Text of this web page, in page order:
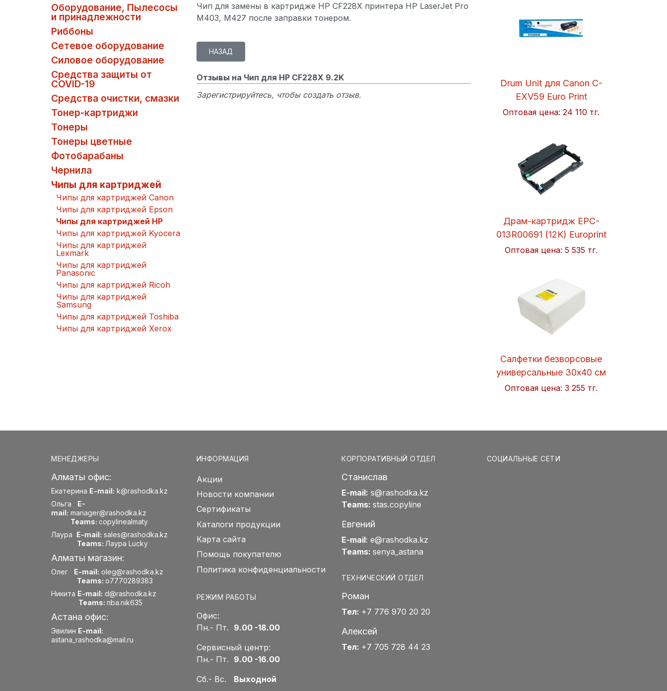
Чип для замены в картридже HP CF228X принтера HP LaserJet Pro
M403, M427 после заправки тонером.
Отзывы на Чип для HP CF228X 9.2K
Зарегистрируйтесь, чтобы создать отзыв.
Оборудование, Пылесосы
и принадлежности
Риббоны
Сетевое оборудование
Силовое оборудование
Средства защиты от
COVID-19
Средства очистки, смазки
Тонер-картриджи
Тонеры
Тонеры цветные
Фотобарабаны
Чернила
Чипы для картриджей
Чипы для картриджей Canon
Чипы для картриджей Epson
Чипы для картриджей HP
Чипы для картриджей Kyocera
Чипы для картриджей
Lexmark
Чипы для картриджей
Panasonic
Чипы для картриджей Ricoh
Чипы для картриджей
Samsung
Чипы для картриджей Toshiba
Чипы для картриджей Xerox
Drum Unit для Canon C-
EXV59 Euro Print
Оптовая цена:24 110 тг.
Драм-картридж EPC-
013R00691 (12K) Europrint
Оптовая цена:5 535 тг.
Салфетки безворсовые
универсальные 30x40 см
Soft 50шт/упак. Hi-BLACK
Оптовая цена:3 255 тг.
МЕНЕДЖЕРЫ
Алматы офис:
Екатерина E-mail: k@rashodka.kz
Ольга E-
mail: manager@rashodka.kz
Teams: copylinealmaty
Лаура E-mail: sales@rashodka.kz
Teams: Лаура Lucky
Алматы магазин:
Олег E-mail: oleg@rashodka.kz
Teams: o7770289383
Никита E-mail: d@rashodka.kz
Teams: nba.nik635
Астана офис:
Эвилин E-mail:
astana_rashodka@mail.ru
ИНФОРМАЦИЯ
Акции
Новости компании
Сертификаты
Каталоги продукции
Карта сайта
Помощь покупателю
Политика конфиденциальности
РЕЖИМ РАБОТЫ
Офис:
Пн.- Пт. 9.00 -18.00
Сервисный центр:
Пн.- Пт. 9.00 -16.00
Сб.- Вс. Выходной
КОРПОРАТИВНЫЙ ОТДЕЛ
Станислав
E-mail: s@rashodka.kz
Teams: stas.copyline
Евгений
E-mail: e@rashodka.kz
Teams: senya_astana
ТЕХНИЧЕСКИЙ ОТДЕЛ
Роман
Тел: +7 776 970 20 20
Алексей
Тел: +7 705 728 44 23
СОЦИАЛЬНЫЕ СЕТИ